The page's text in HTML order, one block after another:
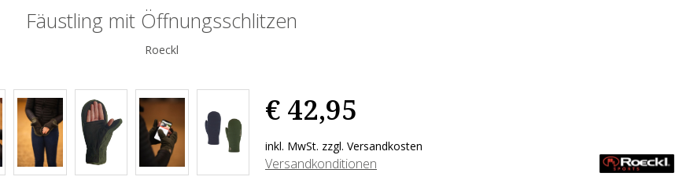
Fäustling mit Öffnungsschlitzen
Roeckl
€ 42,95
inkl. MwSt. zzgl. Versandkosten
Versandkonditionen